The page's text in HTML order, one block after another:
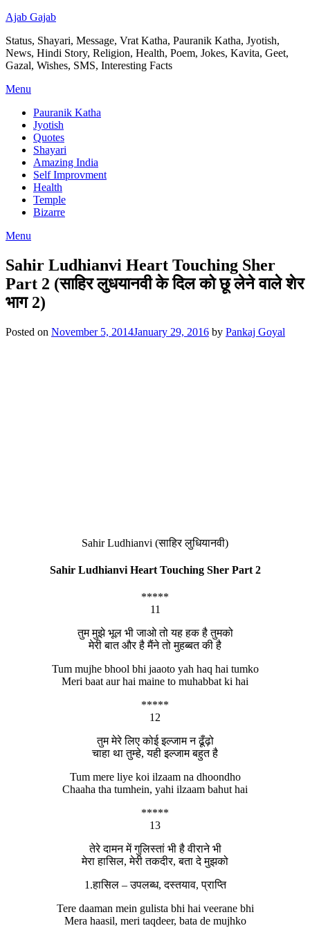
Ajab Gajab
Status, Shayari, Message, Vrat Katha, Pauranik Katha, Jyotish,
News, Hindi Story, Religion, Health, Poem, Jokes, Kavita, Geet,
Gazal, Wishes, SMS, Interesting Facts
Menu
Pauranik Katha
Jyotish
Quotes
Shayari
Amazing India
Self Improvment
Health
Temple
Bizarre
Menu
Sahir Ludhianvi Heart Touching Sher
Part 2 (साहिर लुधयानवी के दिल को छू लेने वाले शेर
भाग 2)
Posted on November 5, 2014January 29, 2016 by Pankaj Goyal
Sahir Ludhianvi (साहिर लुधियानवी)
Sahir Ludhianvi Heart Touching Sher Part 2
*****
11
तुम मुझे भूल भी जाओ तो यह हक है तुमको
मेरी बात और है मैंने तो मुहब्बत की है
Tum mujhe bhool bhi jaaoto yah haq hai tumko
Meri baat aur hai maine to muhabbat ki hai
*****
12
तुम मेरे लिए कोई इल्जाम न ढूँढ़ो
चाहा था तुम्हे, यही इल्जाम बहुत है
Tum mere liye koi ilzaam na dhoondho
Chaaha tha tumhein, yahi ilzaam bahut hai
*****
13
तेरे दामन में गुलिस्तां भी है वीराने भी
मेरा हासिल, मेरी तकदीर, बता दे मुझको
1.हासिल – उपलब्ध, दस्तयाव, प्राप्ति
Tere daaman mein gulista bhi hai veerane bhi
Mera haasil, meri taqdeer, bata de mujhko